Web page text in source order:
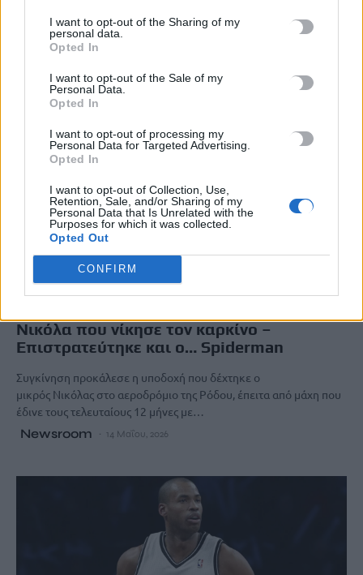
I want to opt-out of the Sharing of my
personal data.
Opted In
I want to opt-out of the Sale of my
Personal Data.
Opted In
I want to opt-out of processing my
Personal Data for Targeted Advertising.
Opted In
I want to opt-out of Collection, Use,
Retention, Sale, and/or Sharing of my
Personal Data that Is Unrelated with the
Purposes for which it was collected.
Opted Out
CONFIRM
Newsroom 1 Ιουνίου, 2026
ΚΟΙΝΩΝΙΑ
Νικόλα που νίκησε τον καρκίνο –
Επιστρατεύτηκε και ο… Spiderman
Συγκίνηση προκάλεσε η υποδοχή που δέχτηκε ο
μικρός Νικόλας στο αεροδρόμιο της Ρόδου, έπειτα από μάχη που
έδινε τους τελευταίους 12 μήνες με…
Newsroom 14 Μαΐου, 2026